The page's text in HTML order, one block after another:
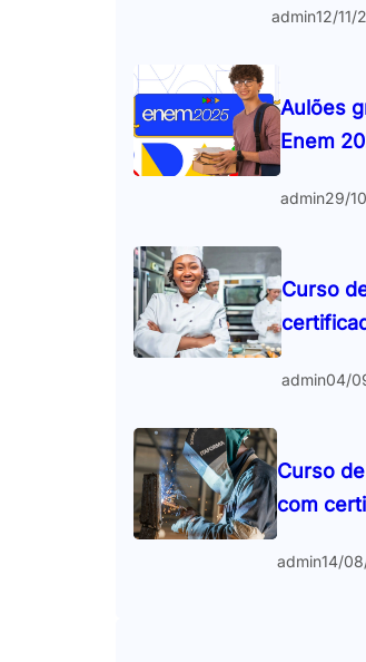
admin12/11/
Aulões
Enem
admin29/
Curso
admin04/
Curso
com
admin14/